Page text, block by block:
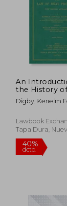
40%
dcto.
An
the History
Law of Real
with Original
Digby, Kenelm
Lawbook
Tapa Dura,